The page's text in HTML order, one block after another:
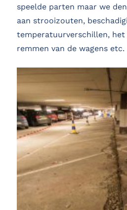
speelde parten maar we
aan strooizouten,
temperatuurverschillen,
remmen van de wagens etc.